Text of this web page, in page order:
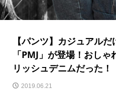
【パンツ】カジュアル
「PMJ」が登場！おし
リッシュデニムだった！
2019.06.21